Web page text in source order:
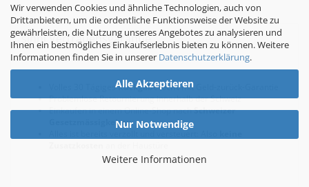
Wir verwenden Cookies und ähnliche Technologien, auch von
Drittanbietern, um die ordentliche Funktionsweise der Website zu
gewährleisten, die Nutzung unseres Angebotes zu analysieren und
Ihnen ein bestmögliches Einkaufserlebnis bieten zu können. Weitere
Informationen finden Sie in unserer Datenschutzerklärung.
Alle Akzeptieren
Nur Notwendige
Weitere Informationen
sinni Vertrauensgarantie
Volles 30 TägigesRückgaberechtmit Geld-zurück-Garantie
Problemlose Retournierung innerhalb der Schweiz
Einkaufen in einem Online-Shop nachSchweizer
Gesetzmässigkeiten
Alles ist bereits verzollt und versteuert: Also